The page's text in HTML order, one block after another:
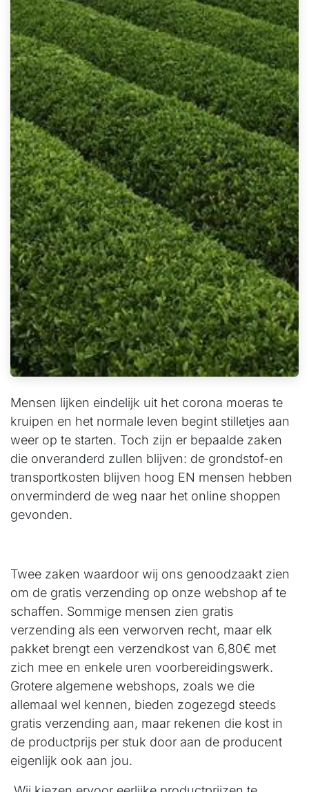
Mensen lijken eindelijk uit het corona moeras te
kruipen en het normale leven begint stilletjes aan
weer op te starten. Toch zijn er bepaalde zaken
die onveranderd zullen blijven: de grondstof-en
transportkosten blijven hoog EN mensen hebben
onverminderd de weg naar het online shoppen
gevonden.
Twee zaken waardoor wij ons genoodzaakt zien
om de gratis verzending op onze webshop af te
schaffen. Sommige mensen zien gratis
verzending als een verworven recht, maar elk
pakket brengt een verzendkost van 6,80€ met
zich mee en enkele uren voorbereidingswerk.
Grotere algemene webshops, zoals we die
allemaal wel kennen, bieden zogezegd steeds
gratis verzending aan, maar rekenen die kost in
de productprijs per stuk door aan de producent
eigenlijk ook aan jou.